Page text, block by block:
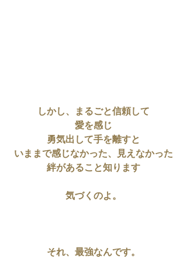
しかし、まるごと信頼して
愛を感じ
勇気出して手を離すと
いままで感じなかった、見えなかった
絆があること知ります
気づくのよ。
それ、最強なんです。